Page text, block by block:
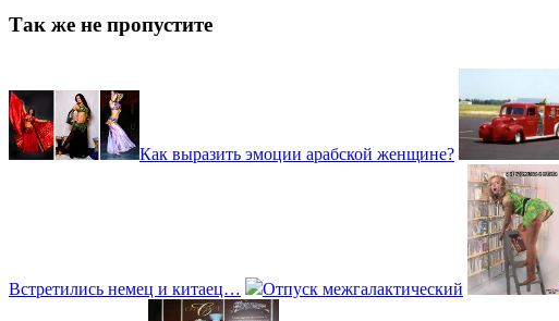
Так же не пропустите
Как выразить эмоции арабской женщине?
Встретились немец и китаец… Отпуск межгалактический